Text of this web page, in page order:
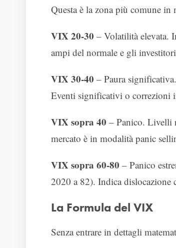
Questa è la zona più comune
VIX 20-30 – Volatilità elevata.
ampi del normale e gli
VIX 30-40 – Paura
Eventi significativi o correzioni
VIX sopra 40 – Panico. Livelli
mercato è in modalità panic
VIX sopra 60-80 – Panico
2020 a 82). Indica dislocazione
La Formula del VIX
Senza entrare in dettagli